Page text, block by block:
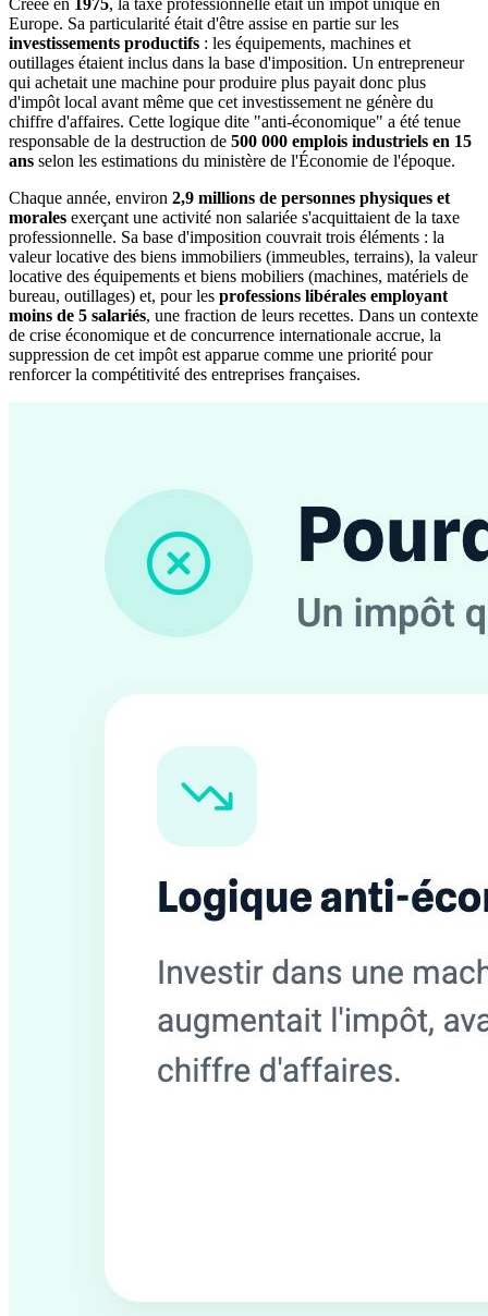
Créée en 1975, la taxe professionnelle était un impôt unique en
Europe. Sa particularité était d'être assise en partie sur les
investissements productifs : les équipements, machines et
outillages étaient inclus dans la base d'imposition. Un entrepreneur
qui achetait une machine pour produire plus payait donc plus
d'impôt local avant même que cet investissement ne génère du
chiffre d'affaires. Cette logique dite "anti-économique" a été tenue
responsable de la destruction de 500 000 emplois industriels en 15
ans selon les estimations du ministère de l'Économie de l'époque.
Chaque année, environ 2,9 millions de personnes physiques et
morales exerçant une activité non salariée s'acquittaient de la taxe
professionnelle. Sa base d'imposition couvrait trois éléments : la
valeur locative des biens immobiliers (immeubles, terrains), la valeur
locative des équipements et biens mobiliers (machines, matériels de
bureau, outillages) et, pour les professions libérales employant
moins de 5 salariés, une fraction de leurs recettes. Dans un contexte
de crise économique et de concurrence internationale accrue, la
suppression de cet impôt est apparue comme une priorité pour
renforcer la compétitivité des entreprises françaises.